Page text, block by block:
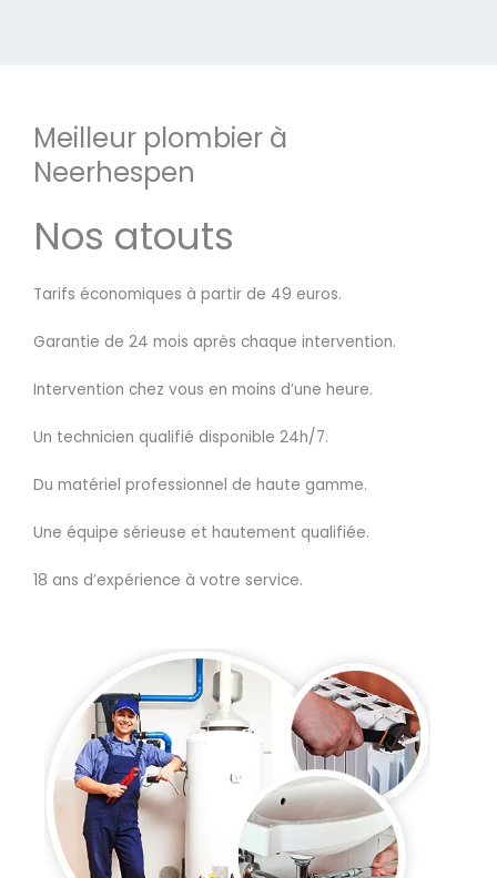
Meilleur plombier à
Neerhespen
Nos atouts
Tarifs économiques à partir de 49 euros.
Garantie de 24 mois après chaque intervention.
Intervention chez vous en moins d’une heure.
Un technicien qualifié disponible 24h/7.
Du matériel professionnel de haute gamme.
Une équipe sérieuse et hautement qualifiée.
18 ans d’expérience à votre service.